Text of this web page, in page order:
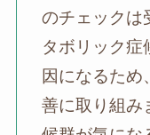
のチェックは
タボリック症
因になるため
善に取り組み